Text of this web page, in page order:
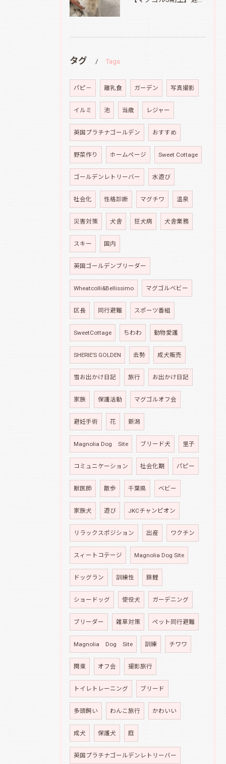
タグ Tags
パピ－ 離乳食 ガーデン 写真撮影
イルミ 池 当歳 レジャー
英国プラチナゴールデン おすすめ
野菜作り ホームページ Sweet Cottage
ゴールデンレトリーバー 水遊び
社会化 性格診断 マグチワ 温泉
災害対策 犬舎 狂犬病 犬舎業務
スキー 国内
英国ゴールデンブリーダー
Wheatcolli&Bellissimo マグゴルベビー
区長 同行避難 スポーツ番組
SweetCottage ちわわ 動物愛護
SHERIE’S GOLDEN 去勢 成犬販売
雪お出かけ日記 旅行 お出かけ日記
家族 保護活動 マグゴルオフ会
避妊手術 花 新潟
Magnolia Dog Site ブリード犬 里子
コミュニケーション 社会化期 パピー
獣医師 散歩 千葉県 ベビー
家族犬 遊び JKCチャンピオン
リラックスポジション 出産 ワクチン
スィートコテージ Magnolia Dog Site
ドッグラン 訓練性 錦鯉
ショードッグ 使役犬 ガーデニング
ブリーダー 雑草対策 ペット同行避難
Magnolia Dog Site 訓練 チワワ
関東 オフ会 撮影旅行
トイレトレーニング ブリード
多頭飼い わんこ旅行 かわいい
成犬 保護犬 庭
英国プラチナゴールデンレトリーバー